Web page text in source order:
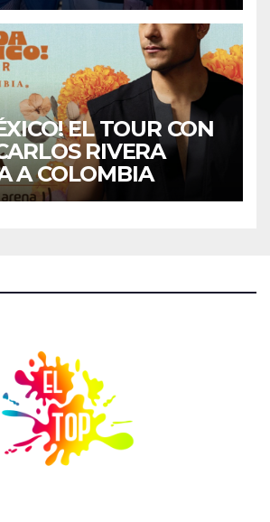
EL TOUR CON
RIVERA
A COLOMBIA